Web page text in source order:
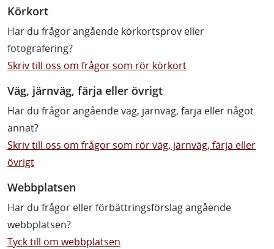
Körkort
Har du frågor angående körkortsprov eller
fotografering?
Skriv till oss om frågor som rör körkort
Väg, järnväg, färja eller övrigt
Har du frågor angående väg, järnväg, färja eller något
annat?
Skriv till oss om frågor som rör väg, järnväg, färja eller
övrigt
Webbplatsen
Har du frågor eller förbättringsförslag angående
webbplatsen?
Tyck till om webbplatsen